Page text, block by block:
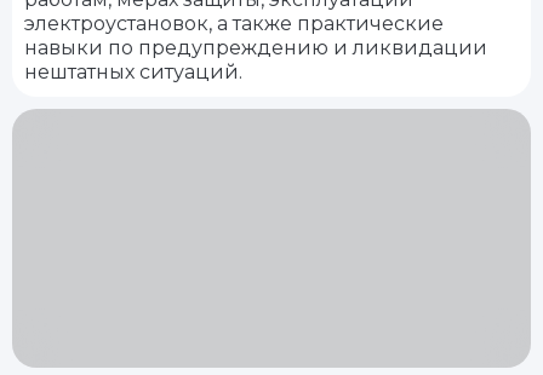
электроустановок, а также практические
навыки по предупреждению и ликвидации
нештатных ситуаций.